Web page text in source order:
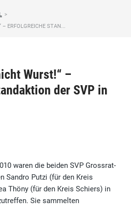
>
– ERFOLGREICHE STAN...
Wurst!“ –
der SVP in
waren die beiden SVP Grossrat-
Sandro Putzi (für den Kreis
Thöny (für den Kreis Schiers) in
Sie sammelten